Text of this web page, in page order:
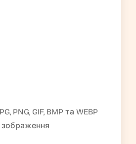
PNG, GIF, BMP та WEBP
зображення